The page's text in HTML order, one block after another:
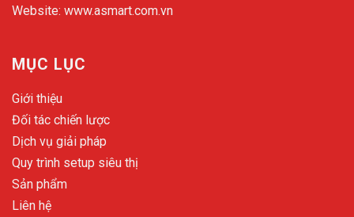
Website: www.asmart.com.vn
MỤC LỤC
Giới thiệu
Đối tác chiến lược
Dịch vụ giải pháp
Quy trình setup siêu thị
Sản phẩm
Liên hệ